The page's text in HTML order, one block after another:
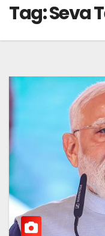
Tag:Seva